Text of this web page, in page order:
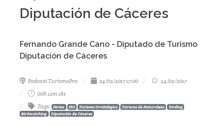
Diputación de Cáceres
Fernando Grande Cano - Diputado de Turismo
Diputación de Cáceres
Podcast TurismoPro 24/02/2017 17:00
24/02/2017
00h 12m 18s
Tags: Ferias FIO Turismo Ornitológico Turismo de Naturaleza
birding
Birdwatching
Diputación de Cáceres